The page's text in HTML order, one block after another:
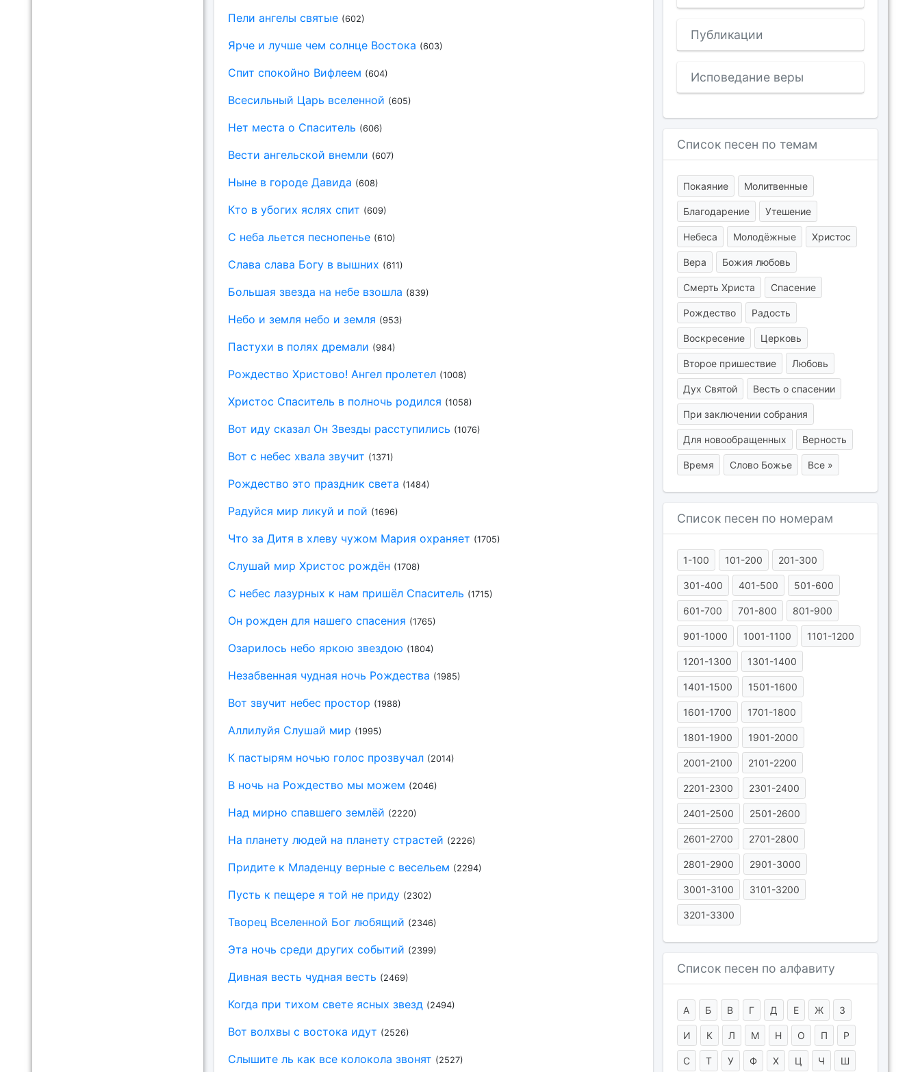
Пели ангелы святые (602)
Ярче и лучше чем солнце Востока (603)
Спит спокойно Вифлеем (604)
Всесильный Царь вселенной (605)
Нет места о Спаситель (606)
Вести ангельской внемли (607)
Ныне в городе Давида (608)
Кто в убогих яслях спит (609)
С неба льется песнопенье (610)
Слава слава Богу в вышних (611)
Большая звезда на небе взошла (839)
Небо и земля небо и земля (953)
Пастухи в полях дремали (984)
Рождество Христово! Ангел пролетел (1008)
Христос Спаситель в полночь родился (1058)
Вот иду сказал Он Звезды расступились (1076)
Вот с небес хвала звучит (1371)
Рождество это праздник света (1484)
Радуйся мир ликуй и пой (1696)
Что за Дитя в хлеву чужом Мария охраняет (1705)
Слушай мир Христос рождён (1708)
С небес лазурных к нам пришёл Спаситель (1715)
Он рожден для нашего спасения (1765)
Озарилось небо яркою звездою (1804)
Незабвенная чудная ночь Рождества (1985)
Вот звучит небес простор (1988)
Аллилуйя Слушай мир (1995)
К пастырям ночью голос прозвучал (2014)
В ночь на Рождество мы можем (2046)
Над мирно спавшего землёй (2220)
На планету людей на планету страстей (2226)
Придите к Младенцу верные с весельем (2294)
Пусть к пещере я той не приду (2302)
Творец Вселенной Бог любящий (2346)
Эта ночь среди других событий (2399)
Дивная весть чудная весть (2469)
Когда при тихом свете ясных звезд (2494)
Вот волхвы с востока идут (2526)
Слышите ль как все колокола звонят (2527)
Публикации
Исповедание веры
Список песен по темам
Покаяние Молитвенные
Благодарение Утешение
Небеса Молодёжные Христос
Вера Божия любовь
Смерть Христа Спасение
Рождество Радость
Воскресение Церковь
Второе пришествие Любовь
Дух Святой Весть о спасении
При заключении собрания
Для новообращенных Верность
Время Слово Божье Все »
Список песен по номерам
1-100 101-200 201-300
301-400 401-500 501-600
601-700 701-800 801-900
901-1000 1001-1100 1101-1200
1201-1300 1301-1400
1401-1500 1501-1600
1601-1700 1701-1800
1801-1900 1901-2000
2001-2100 2101-2200
2201-2300 2301-2400
2401-2500 2501-2600
2601-2700 2701-2800
2801-2900 2901-3000
3001-3100 3101-3200
3201-3300
Список песен по алфавиту
А Б В Г Д Е Ж З
И К Л М Н О П Р
С Т У Ф Х Ц Ч Ш